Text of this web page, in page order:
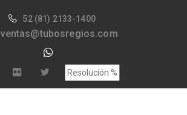
52 (81) 2133-1400
ventas@tubosregios.com